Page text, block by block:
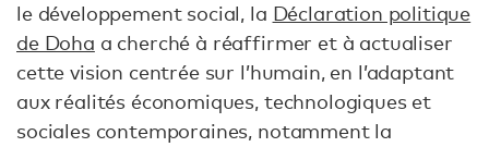
le développement social, la Déclaration politique
de Doha a cherché à réaffirmer et à actualiser
cette vision centrée sur l’humain, en l’adaptant
aux réalités économiques, technologiques et
sociales contemporaines, notamment la